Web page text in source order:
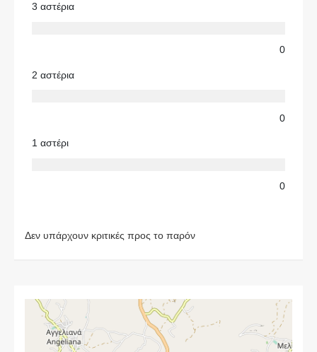
3 αστέρια
0
2 αστέρια
0
1 αστέρι
0
Δεν υπάρχουν κριτικές προς το παρόν